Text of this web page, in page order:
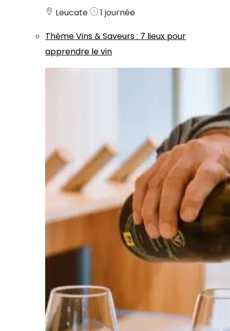
Leucate
1 journée
ThèmeVins & Saveurs: 7 lieux pour
apprendre le vin